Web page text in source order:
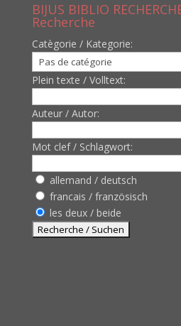
BIJUS BIBLIO
Recherche
Catègorie / Kategorie:
Plein texte / Volltext:
Auteur / Autor:
Mot clef / Schlagwort:
allemand / deutsch
francais / französisch
les deux / beide